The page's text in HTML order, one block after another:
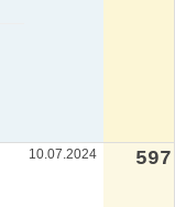
10.07.2024 597